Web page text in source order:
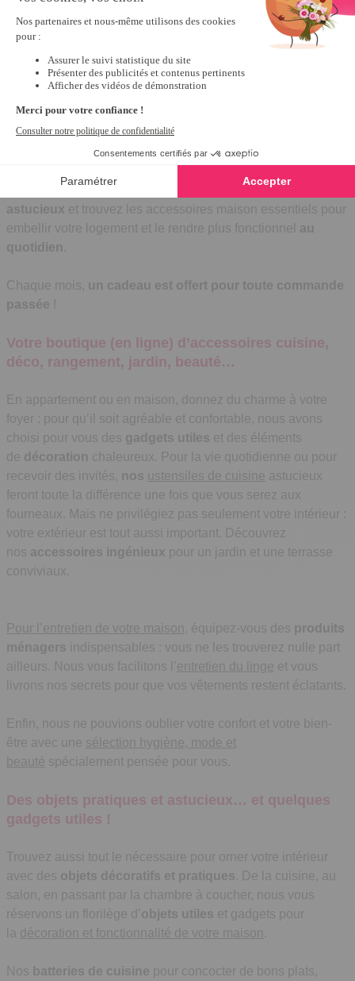
Recevez le catalogue
Accessoires utiles et
astucieux pour la maison
objets pratiques et
astucieux et trouvez les accessoires maison essentiels pour
embellir votre logement et le rendre plus fonctionnel au
quotidien .
Chaque mois, un cadeau est offert pour toute commande
passée !
Votre boutique (en ligne) d’accessoires cuisine,
déco, rangement, jardin, beauté…
En appartement ou en maison, donnez du charme à votre
foyer : pour qu’il soit agréable et confortable, nous avons
choisi pour vous des gadgets utiles et des éléments
de décoration chaleureux. Pour la vie quotidienne ou pour
recevoir des invités, nos ustensiles de cuisine astucieux
feront toute la différence une fois que vous serez aux
fourneaux. Mais ne privilégiez pas seulement votre intérieur :
votre extérieur est tout aussi important. Découvrez
nos accessoires ingénieux pour un jardin et une terrasse
conviviaux.
Pour l’entretien de votre maison , équipez-vous des produits
ménagers indispensables : vous ne les trouverez nulle part
ailleurs. Nous vous facilitons l’entretien du linge et vous
livrons nos secrets pour que vos vêtements restent éclatants.
Enfin, nous ne pouvions oublier votre confort et votre bien-
être avec une sélection hygiène, mode et
beauté spécialement pensée pour vous.
Des objets pratiques et astucieux… et quelques
gadgets utiles !
Trouvez aussi tout le nécessaire pour orner votre intérieur
avec des objets décoratifs et pratiques. De la cuisine, au
salon, en passant par la chambre à coucher, nous vous
réservons un florilège d’objets utiles et gadgets pour
la décoration et fonctionnalité de votre maison .
Nos batteries de cuisine pour concocter de bons plats,